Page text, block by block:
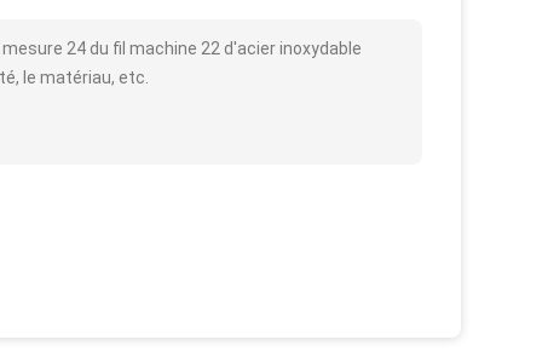
24 du fil machine 22 d'acier inoxydable
le matériau, etc.